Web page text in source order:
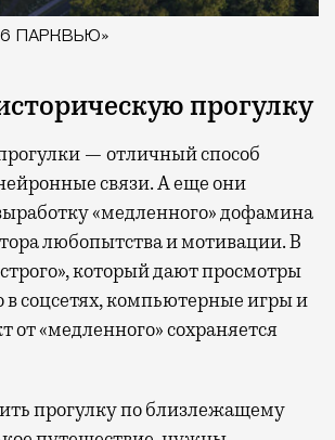
ПАРКВЬЮ»
прогулку
— отличный способ
связи. А еще они
«медленного» дофамина
любопытства и мотивации. В
который дают просмотры
в соцсетях, компьютерные игры и
от «медленного» сохраняется
прогулку по близлежащему